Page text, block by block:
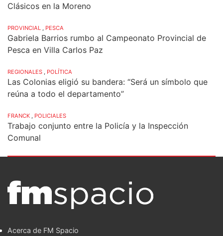
Clásicos en la Moreno
PROVINCIAL PESCA
Gabriela Barrios rumbo al Campeonato Provincial de
Pesca en Villa Carlos Paz
REGIONALES POLÍTICA
Las Colonias eligió su bandera: “Será un símbolo que
reúna a todo el departamento”
FRANCK POLICIALES
Trabajo conjunto entre la Policía y la Inspección
Comunal
Acerca de FM Spacio